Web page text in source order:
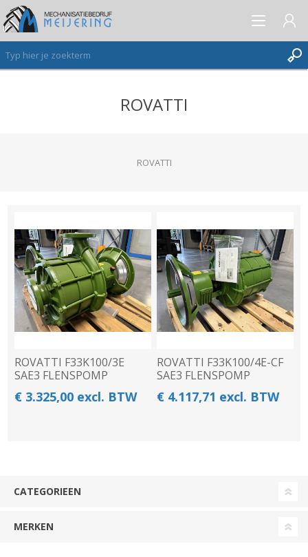
AANMELDEN ALS NIEUWE KLANTROVATTI
ROVATTI
ROVATTI F33K100/3E
SAE3 FLENSPOMP
€ 3.325,00 excl. BTW
ROVATTI F33K100/4E-CF
SAE3 FLENSPOMP
€ 4.117,71 excl. BTW
CATEGORIEEN
MERKEN